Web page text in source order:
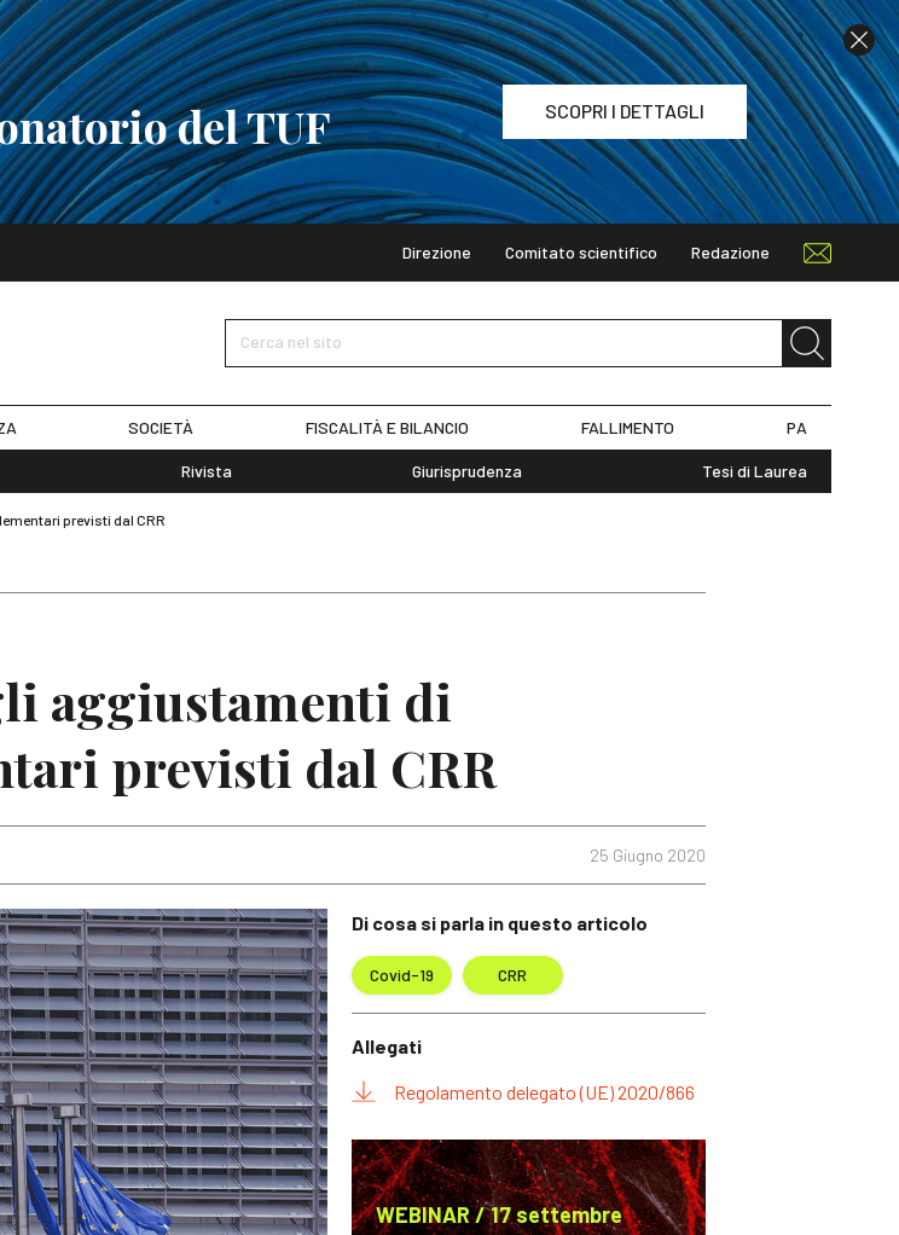
del TUF SCOPRI I DETTAGLI
Direzione Comitato scientifico Redazione
Cerca nel sito
SOCIETÀ FISCALITÀ E BILANCIO FALLIMENTO PA
Rivista Giurisprudenza Tesi di Laurea
previsti dal CRR
aggiustamenti di
previsti dal CRR
25 Giugno 2020
Di cosa si parla in questo articolo
Covid-19 CRR
Allegati
Regolamento delegato (UE) 2020/866
WEBINAR / 17 settembre